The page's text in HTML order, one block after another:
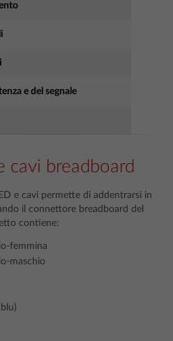
e del segnale
cavi breadboard
e cavi permette di addentrarsi in
il connettore breadboard del
contiene:
femmina
maschio